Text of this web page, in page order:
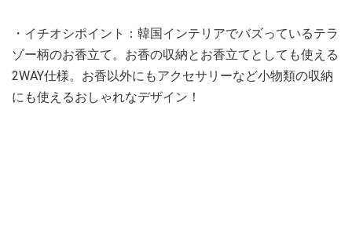
・イチオシポイント：韓国インテリアでバズっているテラ
ゾー柄のお香立て。お香の収納とお香立てとしても使える
2WAY仕様。お香以外にもアクセサリーなど小物類の収納
にも使えるおしゃれなデザイン！